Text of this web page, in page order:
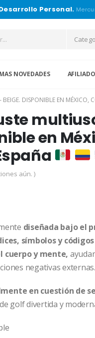
Personal.
NOVEDADES
BEIGE. DISPONIBLE EN MÉXICO,
en
aún. )
diseñada bajo el
símbolos y
cuerpo y mente,
negativas externas.
en cuestión de
golf divertida y